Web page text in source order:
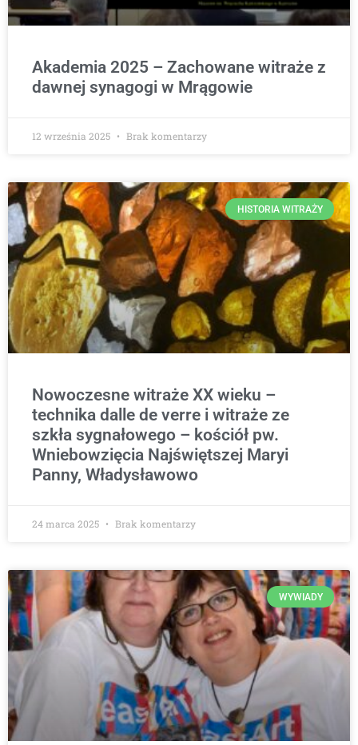
Akademia 2025 – Zachowane witraże z
dawnej synagogi w Mrągowie
12 września 2025 Brak komentarzy
HISTORIA WITRAŻY
Nowoczesne witraże XX wieku –
technika dalle de verre i witraże ze
szkła sygnałowego – kościół pw.
Wniebowzięcia Najświętszej Maryi
Panny, Władysławowo
24 marca 2025 Brak komentarzy
WYWIADY